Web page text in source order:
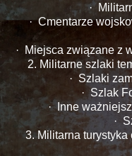
·
· Cmentarze
· Miejsca związane z
2. Militarne szlaki
· Szlaki
· Szlak
· Inne
·
3. Militarna